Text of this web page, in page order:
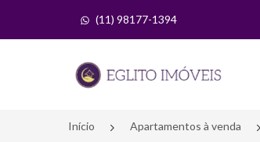
(11) 98177-1394
Página inicial
Início Apartamentos à venda